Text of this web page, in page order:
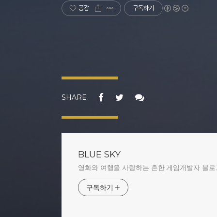
공감 구독하기
SHARE
BLUE SKY
영화와 여행을 사랑하는 흔한 게임개발자 블로
구독하기